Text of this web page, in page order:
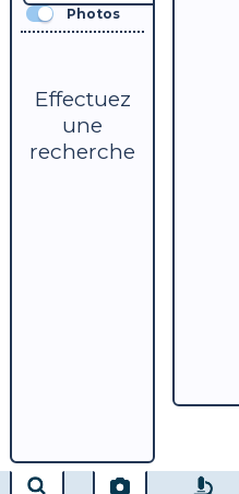
Photos
Effectuez
une
recherche